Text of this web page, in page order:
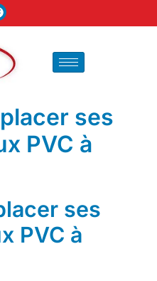
ses
PVC à
ses
PVC à